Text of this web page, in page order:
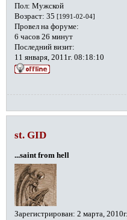
Пол: Мужской
Возраст: 35 [1991-02-04]
Провел на форуме:
6 часов 26 минут
Последний визит:
11 января, 2011г. 08:18:10
st. GID
...saint from hell
Зарегистрирован: 2 марта, 2010г.